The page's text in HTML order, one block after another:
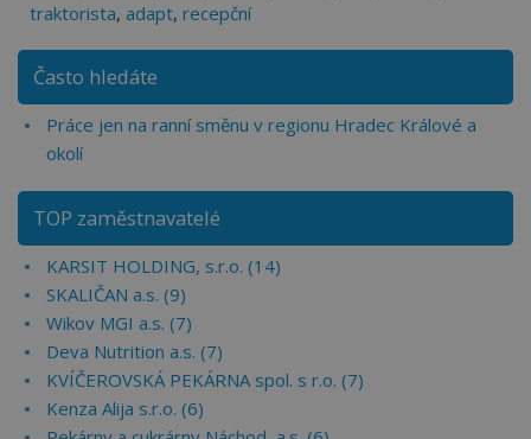
traktorista, adapt, recepční
Často hledáte
Práce jen na ranní směnu v regionu Hradec Králové a
okolí
TOP zaměstnavatelé
KARSIT HOLDING, s.r.o. (14)
SKALIČAN a.s. (9)
Wikov MGI a.s. (7)
Deva Nutrition a.s. (7)
KVÍČEROVSKÁ PEKÁRNA spol. s r.o. (7)
Kenza Alija s.r.o. (6)